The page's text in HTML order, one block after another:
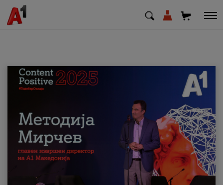
МК EN
Приватни Деловни
Поддршка